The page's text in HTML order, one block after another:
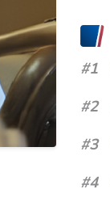
#1
#2
#3
#4